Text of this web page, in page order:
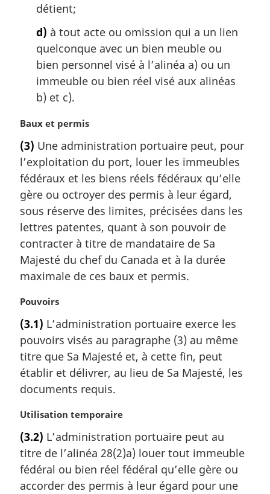
détient;
d) à tout acte ou omission qui a un lien
quelconque avec un bien meuble ou
bien personnel visé à l’alinéa a) ou un
immeuble ou bien réel visé aux alinéas
b) et c).
N
t
e
m
a
r
g
i
n
a
e
:
Baux et permis
(3) Une administration portuaire peut, pour
l’exploitation du port, louer les immeubles
fédéraux et les biens réels fédéraux qu’elle
gère ou octroyer des permis à leur égard,
sous réserve des limites, précisées dans les
lettres patentes, quant à son pouvoir de
contracter à titre de mandataire de Sa
Majesté du chef du Canada et à la durée
maximale de ces baux et permis.
N
t
e
m
a
g
n
a
l
e
:
Pouvoirs
(3.1) L’administration portuaire exerce les
pouvoirs visés au paragraphe (3) au même
titre que Sa Majesté et, à cette fin, peut
établir et délivrer, au lieu de Sa Majesté, les
documents requis.
N
t
e
m
a
Utilisation temporaire
(3.2) L’administration portuaire peut au
titre de l’alinéa 28(2)a) louer tout immeuble
fédéral ou bien réel fédéral qu’elle gère ou
accorder des permis à leur égard pour une